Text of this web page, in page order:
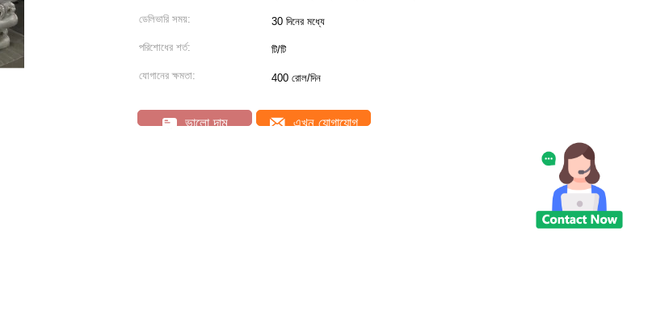
ডেলিভারি সময়: 30 দিনের মধ্যে
পরিশোধের শর্ত: টি/টি
যোগানের ক্ষমতা: 400 রোল/দিন
ভালো দাম এখন যোগাযোগ